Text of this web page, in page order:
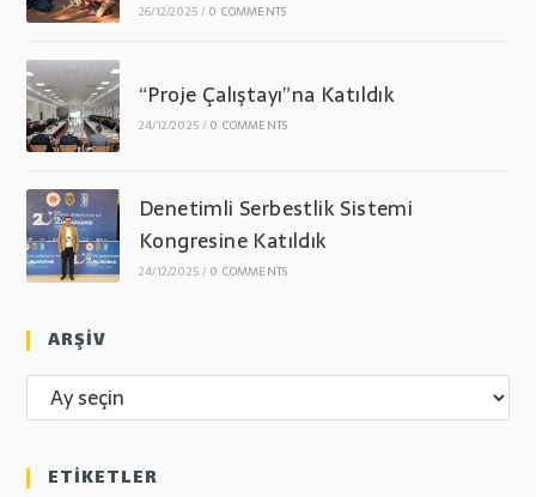
26/12/2025/ 0 COMMENTS
“Proje Çalıştayı”na Katıldık
24/12/2025/ 0 COMMENTS
Denetimli Serbestlik Sistemi
Kongresine Katıldık
24/12/2025/ 0 COMMENTS
ARŞİV
ARŞİV
ETİKETLER